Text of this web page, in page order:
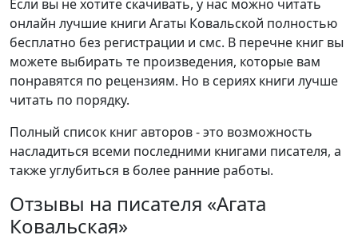
Если вы не хотите скачивать, у нас можно читать
онлайн лучшие книги Агаты Ковальской полностью
бесплатно без регистрации и смс. В перечне книг вы
можете выбирать те произведения, которые вам
понравятся по рецензиям. Но в сериях книги лучше
читать по порядку.
Полный список книг авторов - это возможность
насладиться всеми последними книгами писателя, а
также углубиться в более ранние работы.
Отзывы на писателя «Агата
Ковальская»